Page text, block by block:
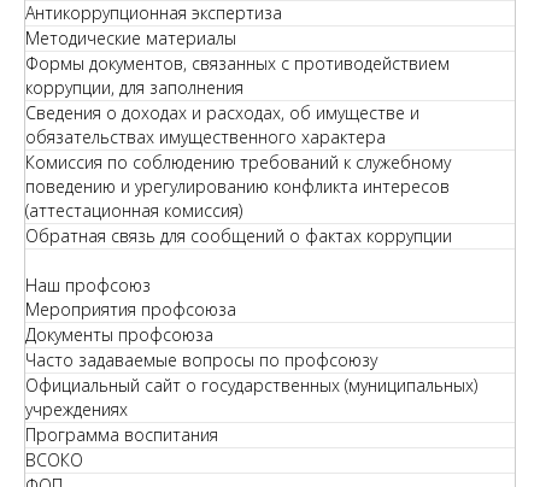
Антикоррупционная экспертиза
Методические материалы
Формы документов, связанных с противодействием
коррупции, для заполнения
Сведения о доходах и расходах, об имуществе и
обязательствах имущественного характера
Комиссия по соблюдению требований к служебному
поведению и урегулированию конфликта интересов
(аттестационная комиссия)
Обратная связь для сообщений о фактах коррупции
Наш профсоюз
Мероприятия профсоюза
Документы профсоюза
Часто задаваемые вопросы по профсоюзу
Официальный сайт о государственных (муниципальных)
учреждениях
Программа воспитания
ВСОКО